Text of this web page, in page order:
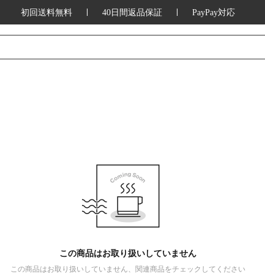
初回送料無料 40日間返品保証 PayPay対応
この商品はお取り扱いしていません
この商品はお取り扱いしていません、関連商品をチェックしてください